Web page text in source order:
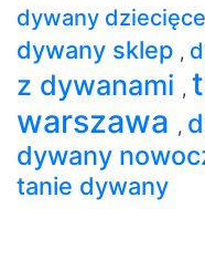
dywany dziecięce
dywany sklep ,
z dywanami ,
warszawa ,
dywany
tanie dywany